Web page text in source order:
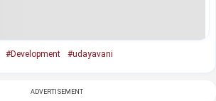
#Development #udayavani
ADVERTISEMENT